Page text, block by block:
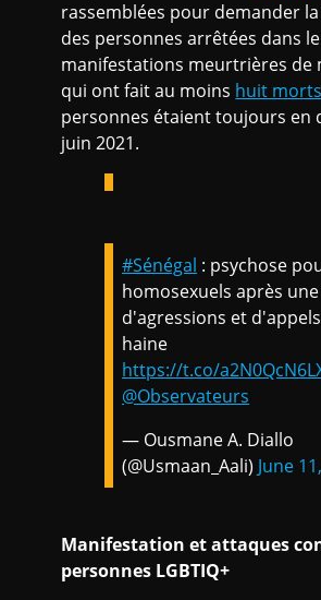
rassemblées pour demander
des personnes arrêtées dans
manifestations meurtrières de
qui ont fait au moins huit morts
personnes étaient toujours en
juin 2021.
#Sénégal : psychose
homosexuels après
d'agressions et
haine
https://t.co/
@Observateurs
— Ousmane A. Diallo
(@Usmaan_Aali) June
Manifestation et attaques
personnes LGBTIQ+